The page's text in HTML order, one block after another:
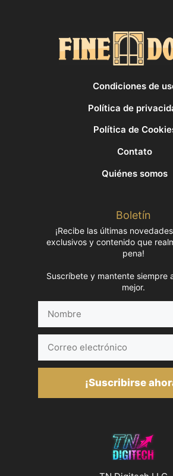
Condiciones de
Política de
Política de
Contato
Quiénes somos
Boletín
¡Recibe las últimas
exclusivos y contenido que
pena!
Suscríbete y mantente siempre
mejor.
electrónico
¡Suscribirse